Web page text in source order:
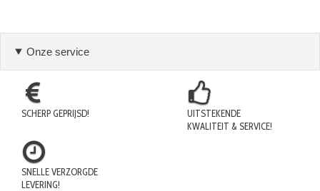
Onze service
SCHERP GEPRIJSD!
UITSTEKENDE
KWALITEIT & SERVICE!
SNELLE VERZORGDE
LEVERING!